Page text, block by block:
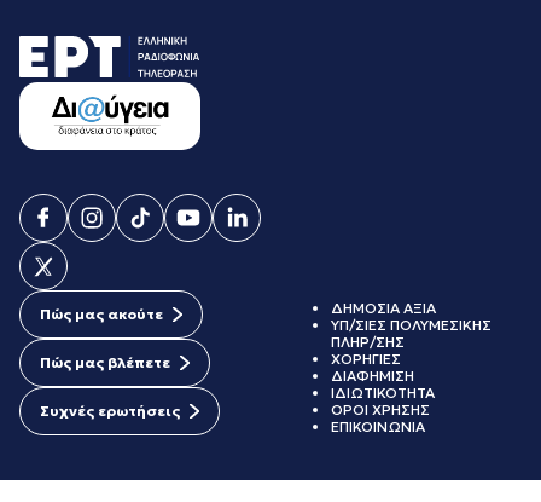
Πώς μας ακούτε
Πώς μας βλέπετε
Συχνές ερωτήσεις
ΔΗΜΟΣΙΑ ΑΞΙΑ
ΥΠ/ΣΙΕΣ ΠΟΛΥΜΕΣΙΚΗΣ
ΠΛΗΡ/ΣΗΣ
ΧΟΡΗΓΙΕΣ
ΔΙΑΦΗΜΙΣΗ
ΙΔΙΩΤΙΚΟΤΗΤΑ
ΟΡΟΙ ΧΡΗΣΗΣ
ΕΠΙΚΟΙΝΩΝΙΑ